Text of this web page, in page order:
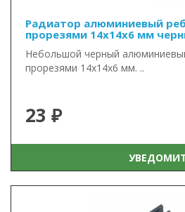
Радиатор алюминиевый
прорезями 14х14х6 мм
Небольшой черный
прорезями 14х14х6 мм. ..
23 ₽